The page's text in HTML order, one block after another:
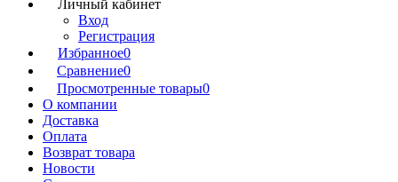
Личный кабинет
Вход
Регистрация
Избранное0
Сравнение0
Просмотренные товары0
О компании
Доставка
Оплата
Возврат товара
Новости